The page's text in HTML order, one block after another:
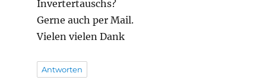
Invertertauschs?
Gerne auch per Mail.
Vielen vielen Dank
Antworten